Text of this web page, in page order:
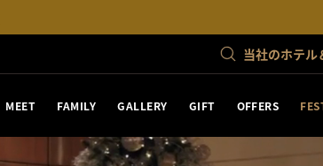
当社のホテル
MEET FAMILY GALLERY GIFT OFFERS